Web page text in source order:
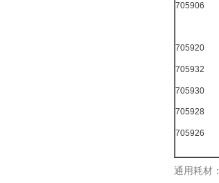
705906
705920
705932
705930
705928
705926
通用耗材